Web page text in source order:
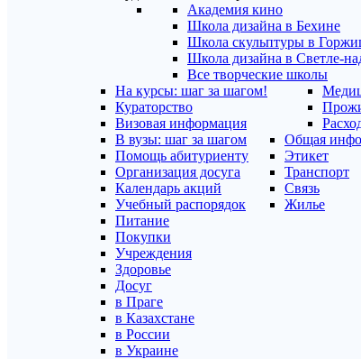
Академия кино
Школа дизайна в Бехине
Школа скульптуры в
Школа дизайна в Светле-
Все творческие школы
На курсы: шаг за шагом!
Кураторство
Визовая информация
В вузы: шаг за шагом
Помощь абитуриенту
Организация досуга
Календарь акций
Учебный распорядок
Общая
Этикет
Транспорт
Связь
Жилье
Питание
Покупки
Учреждения
Здоровье
Досуг
в Праге
в Казахстане
в России
в Украине